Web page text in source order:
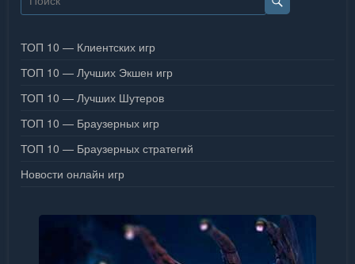
ТОП 10 — Клиентских игр
ТОП 10 — Лучших Экшен игр
ТОП 10 — Лучших Шутеров
ТОП 10 — Браузерных игр
ТОП 10 — Браузерных стратегий
Новости онлайн игр